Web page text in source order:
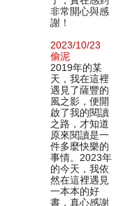
非常開心與感
謝！
2023/10/23
偷泥
2019年的某
天，我在這裡
遇見了薩豐的
風之影，便開
啟了我的閱讀
之路，才知道
原來閱讀是一
件多麼快樂的
事情。2023年
的今天，我依
然在這裡遇見
一本本的好
書，真心感謝